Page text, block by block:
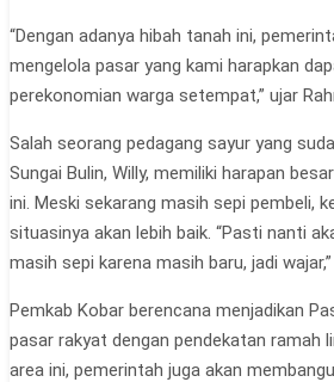
“Dengan adanya hibah tanah ini,
mengelola pasar yang kami harapkan
perekonomian warga setempat,” ujar
Salah seorang pedagang sayur yang
Sungai Bulin, Willy, memiliki harapan
ini. Meski sekarang masih sepi pembeli,
situasinya akan lebih baik. “Pasti nanti
masih sepi karena masih baru, jadi
Pemkab Kobar berencana menjadikan
pasar rakyat dengan pendekatan ramah
area ini, pemerintah juga akan